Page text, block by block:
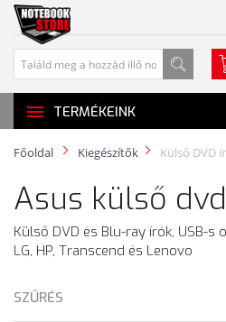
TERMÉKEINK
Főoldal Kiegészítők Külső DVD
Asus külső
Külső DVD és Blu-ray írók, USB-s
LG, HP, Transcend és Lenovo
SZŰRÉS